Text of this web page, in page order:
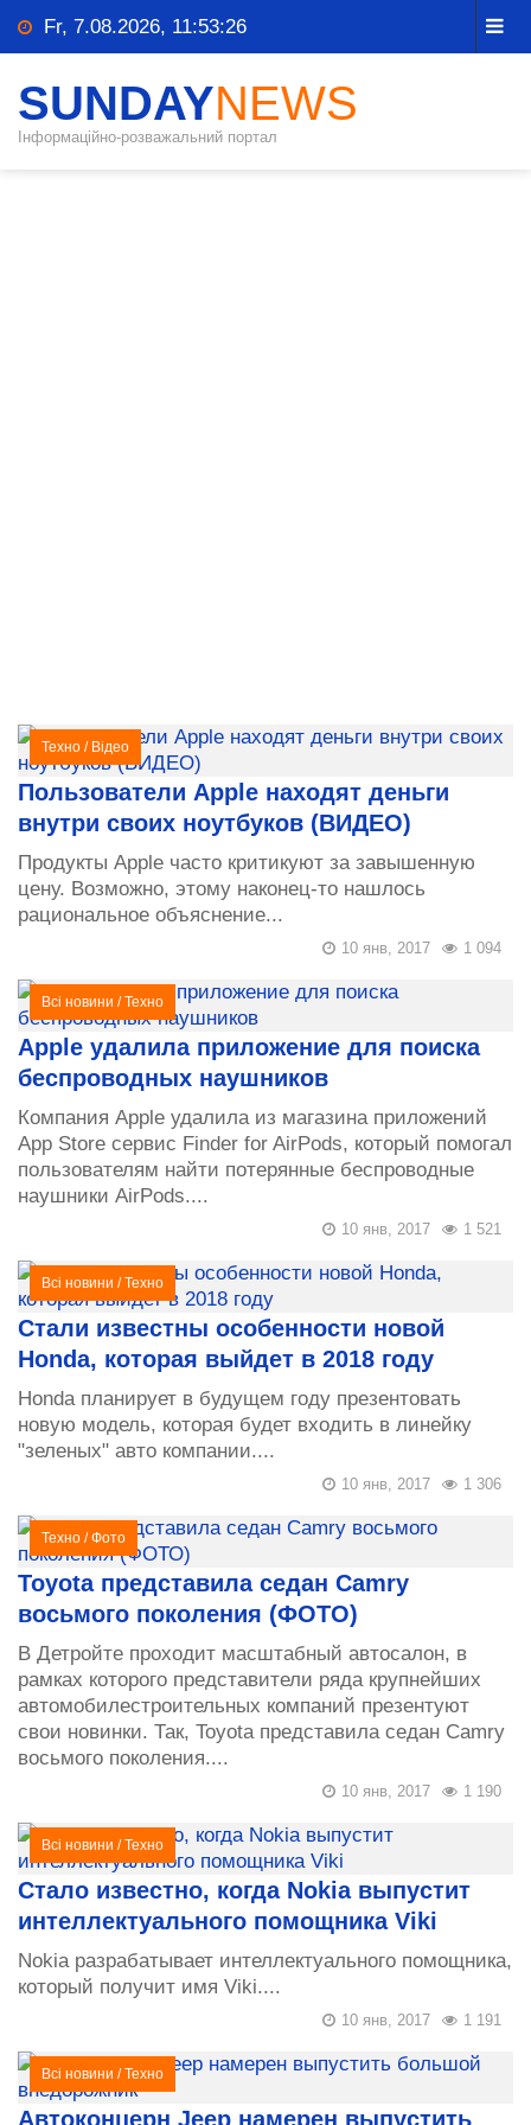
Fr, 7.08.2026, 11:53:26
SUNDAYNEWS
Інформаційно-розважальний портал
Техно / Відео
Пользователи Apple находят деньги
внутри своих ноутбуков (ВИДЕО)
Продукты Apple часто критикуют за завышенную
цену. Возможно, этому наконец-то нашлось
рациональное объяснение...
1 094
10 янв, 2017
Всі новини /Техно
Apple удалила приложение для поиска
беспроводных наушников
Компания Apple удалила из магазина приложений
App Store сервис Finder for AirPods, который помогал
пользователям найти потерянные беспроводные
наушники AirPods....
1 521
10 янв, 2017
Всі новини /Техно
Стали известны особенности новой
Honda, которая выйдет в 2018 году
Honda планирует в будущем году презентовать
новую модель, которая будет входить в линейку
"зеленых" авто компании....
1 306
10 янв, 2017
Техно /Фото
Toyota представила седан Camry
восьмого поколения (ФОТО)
В Детройте проходит масштабный автосалон, в
рамках которого представители ряда крупнейших
автомобилестроительных компаний презентуют
свои новинки. Так, Toyota представила седан Camry
восьмого поколения....
1 190
10 янв, 2017
Всі новини /Техно
Стало известно, когда Nokia выпустит
интеллектуального помощника Viki
Nokia разрабатывает интеллектуального помощника,
который получит имя Viki....
1 191
10 янв, 2017
Всі новини /Техно
Автоконцерн Jeep намерен выпустить